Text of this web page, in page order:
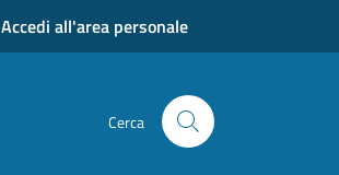
Accedi all'area personale
Cerca